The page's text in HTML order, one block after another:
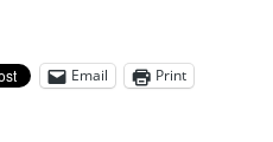
Email Print